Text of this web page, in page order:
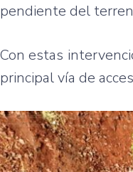
pendiente del
Con estas
principal vía de